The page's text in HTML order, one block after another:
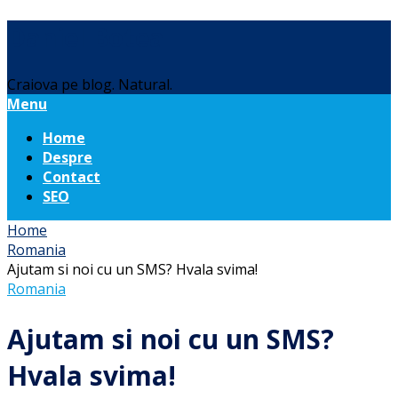
Craiova pe blog. Natural.
Menu
Home
Despre
Contact
SEO
Home
Romania
Ajutam si noi cu un SMS? Hvala svima!
Romania
Ajutam si noi cu un SMS?
Hvala svima!